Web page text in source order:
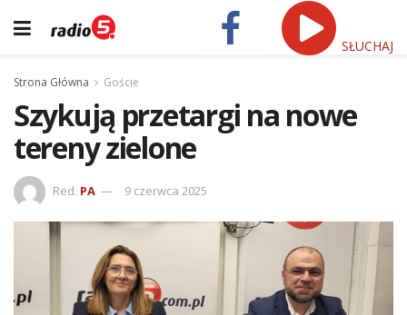
SŁUCHAJ
Strona Główna Goście
Szykują przetargi na nowe
tereny zielone
Red. PA 9 czerwca 2025